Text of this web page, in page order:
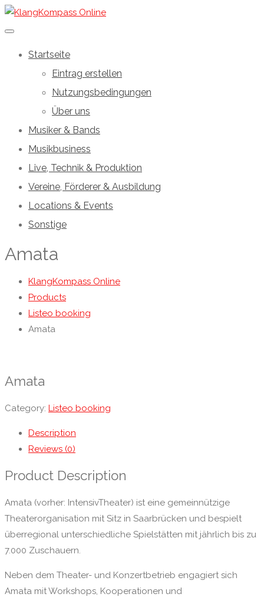
Startseite
Eintrag erstellen
Nutzungsbedingungen
Über uns
Musiker & Bands
Musikbusiness
Live, Technik & Produktion
Vereine, Förderer & Ausbildung
Locations & Events
Sonstige
Amata
KlangKompass Online
Products
Listeo booking
Amata
Amata
Category: Listeo booking
Description
Reviews (0)
Product Description
Amata (vorher: IntensivTheater) ist eine gemeinnützige
Theaterorganisation mit Sitz in Saarbrücken und bespielt
überregional unterschiedliche Spielstätten mit jährlich bis zu
7.000 Zuschauern.
Neben dem Theater- und Konzertbetrieb engagiert sich
Amata mit Workshops, Kooperationen und